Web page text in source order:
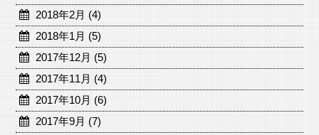
2018年2月 (4)
2018年1月 (5)
2017年12月 (5)
2017年11月 (4)
2017年10月 (6)
2017年9月 (7)